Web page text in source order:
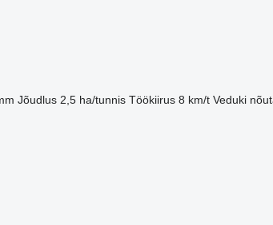
Jõudlus 2,5 ha/tunnis Töökiirus 8 km/t Veduki